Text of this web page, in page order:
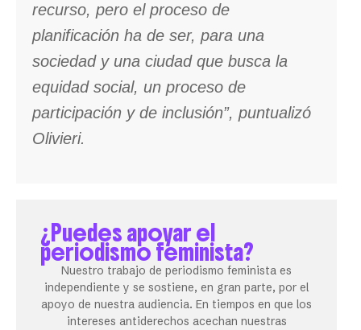
recurso, pero el proceso de
planificación ha de ser, para una
sociedad y una ciudad que busca la
equidad social, un proceso de
participación y de inclusión”, puntualizó
Olivieri.
¿Puedes apoyar el
periodismo feminista?
Nuestro trabajo de periodismo feminista es
independiente y se sostiene, en gran parte, por el
apoyo de nuestra audiencia. En tiempos en que los
intereses antiderechos acechan nuestras